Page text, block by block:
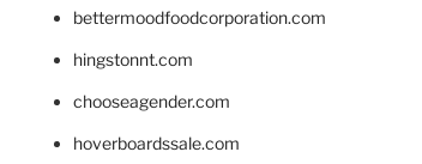
bettermoodfoodcorporation.com
hingstonnt.com
chooseagender.com
hoverboardssale.com